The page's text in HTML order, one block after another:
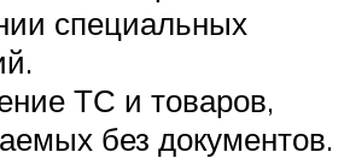
специальных
ТС и товаров,
без документов.